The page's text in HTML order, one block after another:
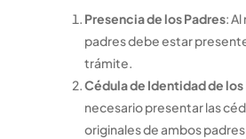
Presencia de los Padres: Al
padres debe estar
trámite.
Cédula de Identidad de los
necesario presentar las
originales de ambos